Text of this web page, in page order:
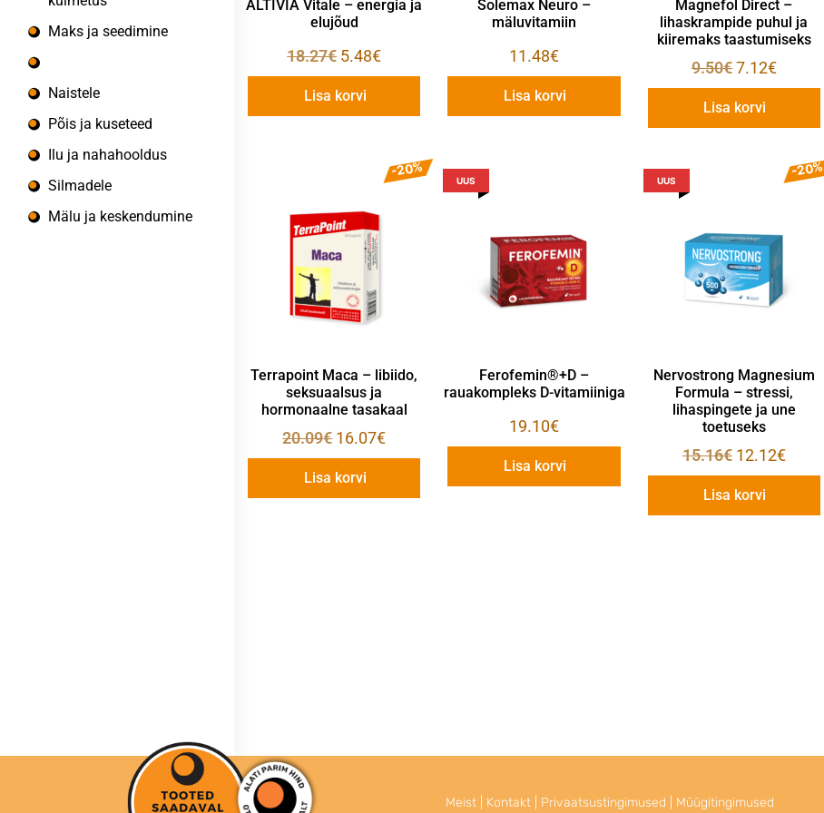
Maks ja seedimine
Naistele
Põis ja kuseteed
Ilu ja nahahooldus
Silmadele
Mälu ja keskendumine
ALTIVIA Vitale – energia ja
elujõud
18.27€ 5.48€
Lisa korvi
Solemax Neuro –
mäluvitamiin
11.48€
Lisa korvi
Magnefol Direct –
lihaskrampide puhul ja
kiiremaks taastumiseks
9.50€7.12€
Lisa korvi
-20%
Terrapoint Maca – libiido,
seksuaalsus ja
hormonaalne tasakaal
20.09€ 16.07€
Lisa korvi
UUS
Ferofemin®+D –
rauakompleks D-vitamiiniga
19.10€
Lisa korvi
UUS
-20%
Nervostrong Magnesium
Formula – stressi,
lihaspingete ja une
toetuseks
15.16€ 12.12€
Lisa korvi
Meist Kontakt Privaatsustingimused Müügitingimused